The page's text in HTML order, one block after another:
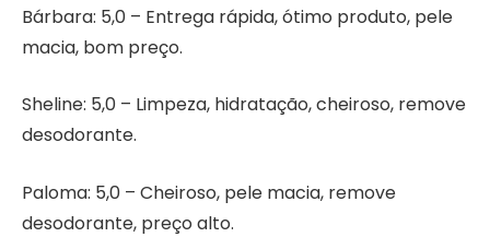
Bárbara: 5,0 – Entrega rápida, ótimo produto, pele
macia, bom preço.
Sheline: 5,0 – Limpeza, hidratação, cheiroso, remove
desodorante.
Paloma: 5,0 – Cheiroso, pele macia, remove
desodorante, preço alto.